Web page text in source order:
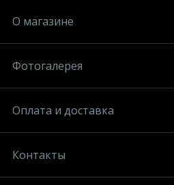
О магазине
Фотогалерея
Оплата и доставка
Контакты